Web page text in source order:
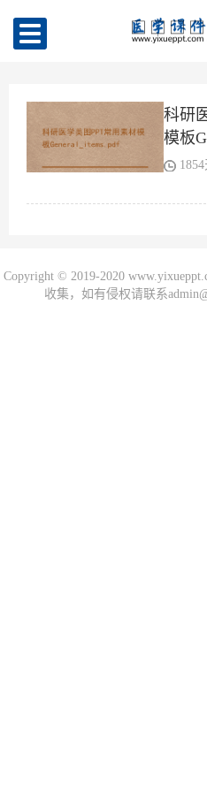
科研
模板
Copyright © 2019-2020
收集，如有侵权请联系